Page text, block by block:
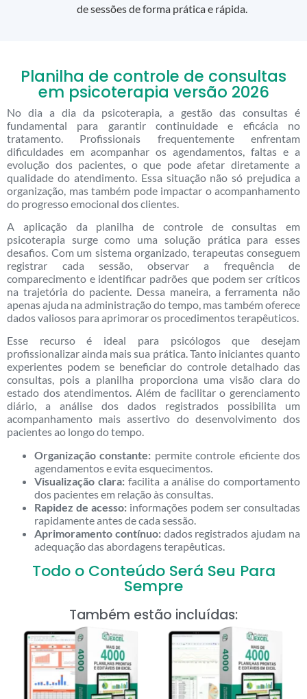
de sessões de forma prática e rápida.
Planilha de controle de consultas
em psicoterapia versão 2026
No dia a dia da psicoterapia, a gestão das consultas é
fundamental para garantir continuidade e eficácia no
tratamento. Profissionais frequentemente enfrentam
dificuldades em acompanhar os agendamentos, faltas e a
evolução dos pacientes, o que pode afetar diretamente a
qualidade do atendimento. Essa situação não só prejudica a
organização, mas também pode impactar o acompanhamento
do progresso emocional dos clientes.
A aplicação da planilha de controle de consultas em
psicoterapia surge como uma solução prática para esses
desafios. Com um sistema organizado, terapeutas conseguem
registrar cada sessão, observar a frequência de
comparecimento e identificar padrões que podem ser críticos
na trajetória do paciente. Dessa maneira, a ferramenta não
apenas ajuda na administração do tempo, mas também oferece
dados valiosos para aprimorar os procedimentos terapêuticos.
Esse recurso é ideal para psicólogos que desejam
profissionalizar ainda mais sua prática. Tanto iniciantes quanto
experientes podem se beneficiar do controle detalhado das
consultas, pois a planilha proporciona uma visão clara do
estado dos atendimentos. Além de facilitar o gerenciamento
diário, a análise dos dados registrados possibilita um
acompanhamento mais assertivo do desenvolvimento dos
pacientes ao longo do tempo.
Organização constante: permite controle eficiente dos
agendamentos e evita esquecimentos.
Visualização clara:facilita a análise do comportamento
dos pacientes em relação às consultas.
Rapidez de acesso: informações podem ser consultadas
rapidamente antes de cada sessão.
Aprimoramento contínuo:dados registrados ajudam na
adequação das abordagens terapêuticas.
Todo o Conteúdo Será Seu Para
Sempre
Também estão incluídas: